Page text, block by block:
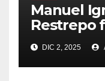
Manuel
Restrepo
sistema
mediante
DIC 2, 2025